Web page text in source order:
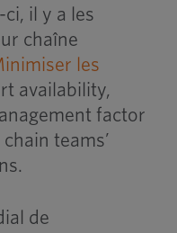
il y a les
chaîne
les
availability,
factor
teams’
de